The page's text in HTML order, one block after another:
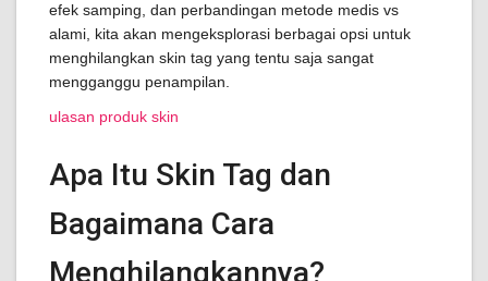
efek samping, dan perbandingan metode medis vs
alami, kita akan mengeksplorasi berbagai opsi untuk
menghilangkan skin tag yang tentu saja sangat
mengganggu penampilan.
ulasan produk skin
Apa Itu Skin Tag dan
Bagaimana Cara
Menghilangkannya?